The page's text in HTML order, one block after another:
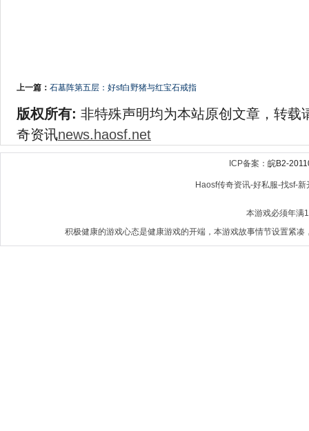
上一篇： 石墓阵第五层：好sf白野猪与红宝石戒指
版权所有: 非特殊声明均为本站原创文章，转载
奇资讯news.haosf.net
ICP备案： 皖B2-
Haosf传奇资讯-好私服-找sf-
本游戏必须年满
积极健康的游戏心态是健康游戏的开端，本游戏故事情节设置紧